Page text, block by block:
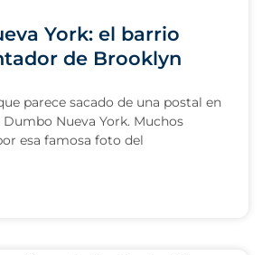
York: el barrio
de Brooklyn
parece sacado de una postal en
Dumbo Nueva York. Muchos
esa famosa foto del